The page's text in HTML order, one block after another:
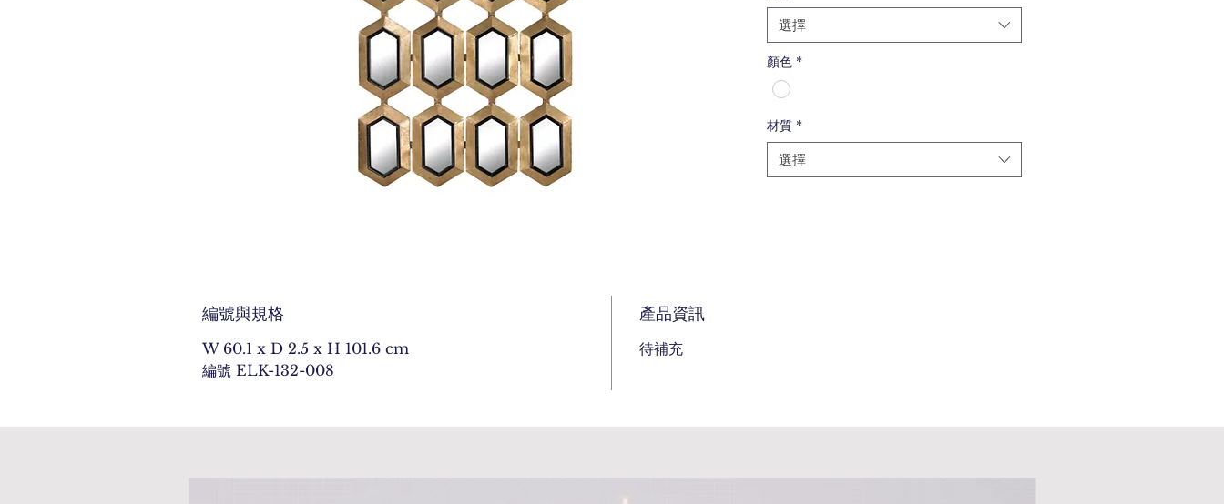
選擇
顏色 *
材質 *
選擇
編號與規格
W 60.1 x D 2.5 x H 101.6 cm
編號 ELK-132-008
產品資訊
待補充